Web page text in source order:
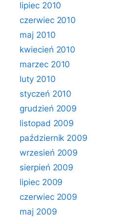
lipiec 2010
czerwiec 2010
maj 2010
kwiecień 2010
marzec 2010
luty 2010
styczeń 2010
grudzień 2009
listopad 2009
październik 2009
wrzesień 2009
sierpień 2009
lipiec 2009
czerwiec 2009
maj 2009